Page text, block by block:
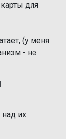
для
(у меня
- не
их